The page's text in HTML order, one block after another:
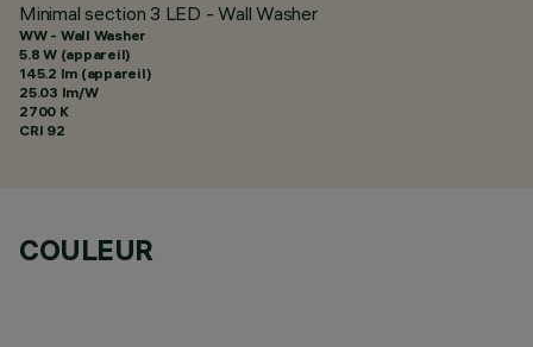
Minimal section 3 LED - Wall Washer
WW - Wall Washer
5.8 W (appareil)
145.2 lm (appareil)
25.03 lm/W
2700 K
CRI 92
COULEUR